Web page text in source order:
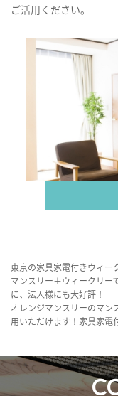
ご活用ください。
東京の家具家電付きウィー
マンスリー＋ウィークリー
に、法人様にも大好評！
オレンジマンスリーのマン
用いただけます！家具家電